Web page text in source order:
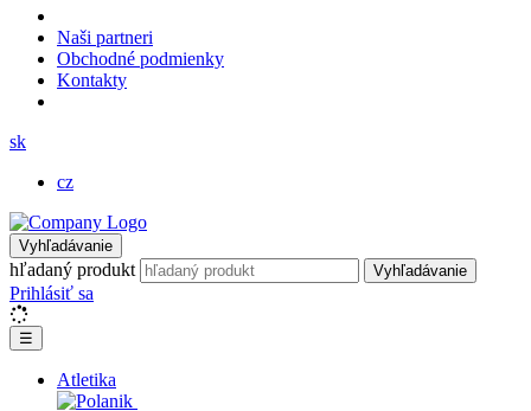
Naši partneri
Obchodné podmienky
Kontakty
sk
cz
Vyhľadávanie
hľadaný produkt Vyhľadávanie
Prihlásiť sa
☰
Atletika